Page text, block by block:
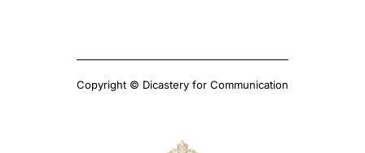
Copyright © Dicastery for Communication